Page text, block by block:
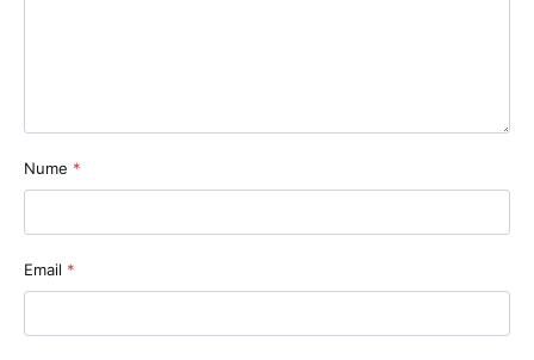
Nume *
Email *